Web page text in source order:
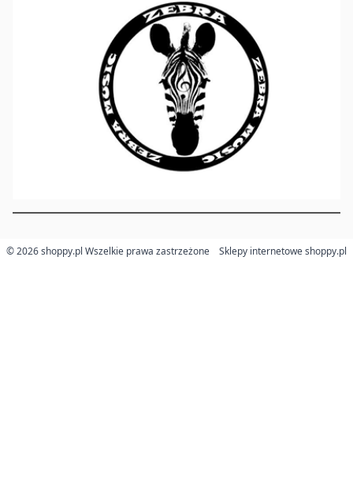
© 2026 shoppy.pl Wszelkie prawa zastrzeżone Sklepy internetowe shoppy.pl